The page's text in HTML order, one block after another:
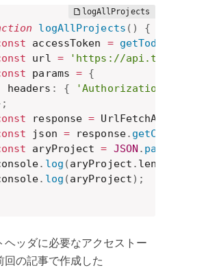
logAllProjects ( )
{
accessToken =
url =
'https://
params = {
headers
: { 'Authorization'
;
response = UrlFetchApp
json = response.
aryProject = JSON . parse
. log (aryProject . length
. log (aryProject) ;
ヘッダに必要なアクセストー
回の記事で作成した